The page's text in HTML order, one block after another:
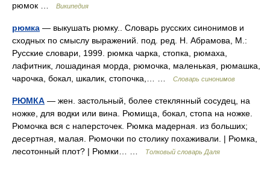
рюмок …
Википедия
рюмка — выкушать рюмку.. Словарь русских синонимов и
сходных по смыслу выражений. под. ред. Н. Абрамова, М.:
Русские словари, 1999. рюмка чарка, стопка, рюмаха,
лафитник, лошадиная морда, рюмочка, маленькая, рюмашка,
чарочка, бокал, шкалик, стопочка,… …
Словарь синонимов
РЮМКА — жен. застольный, более стеклянный сосудец, на
ножке, для водки или вина. Рюмища, бокал, стопа на ножке.
Рюмочка вся с наперсточек. Рюмка мадерная. из больших;
десертная, малая. Рюмочки по столику похаживали. | Рюмка,
лесотонный плот? | Рюмки… …
Толковый словарь Даля